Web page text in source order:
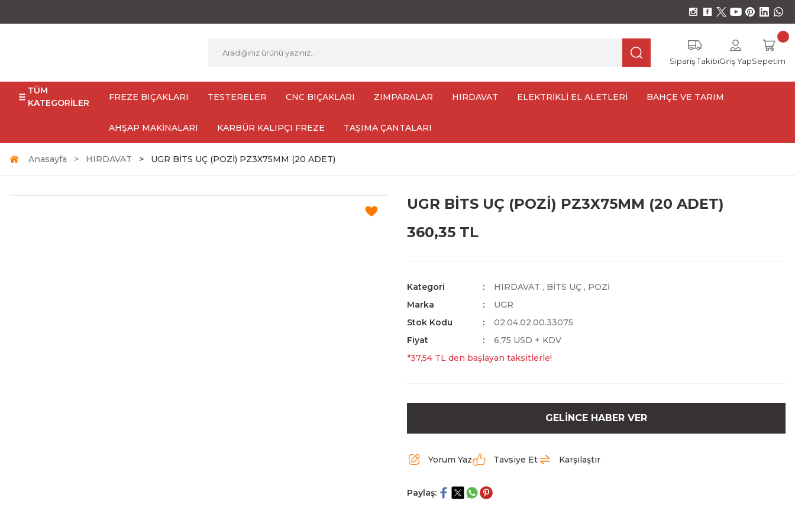
Sipariş TakibiGiriş YapSepetim
TÜM
KATEGORİLER
FREZE BIÇAKLARI TESTERELER CNC BIÇAKLARI ZIMPARALAR HIRDAVAT ELEKTRİKLİ EL ALETLERİ BAHÇE VE TARIM
AHŞAP MAKİNALARI KARBÜR KALIPÇI FREZE TAŞIMA ÇANTALARI
Anasayfa HIRDAVAT UGR BİTS UÇ (POZİ) PZ3X75MM (20 ADET)
UGR BİTS UÇ (POZİ) PZ3X75MM (20 ADET)
360,35 TL
Kategori HIRDAVAT , BİTS UÇ , POZİ
Marka
UGR
Stok Kodu
02.04.02.00.33075
Fiyat
6,75 USD + KDV
*37,54 TL den başlayan taksitlerle!
GELİNCE HABER VER
Yorum Yaz Tavsiye Et Karşılaştır
Paylaş: